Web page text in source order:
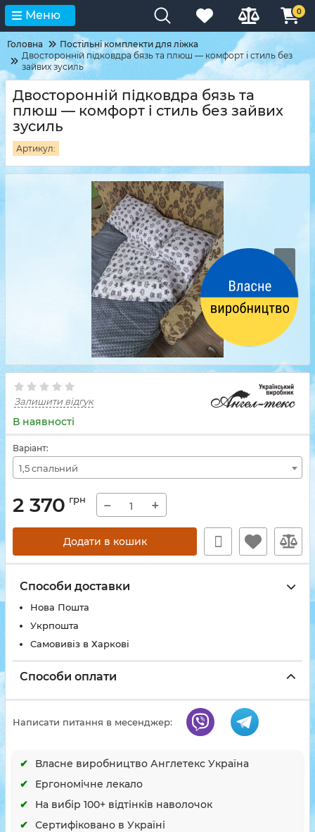
Меню 0
Головна
Постільні комплекти для ліжка
Двосторонній підковдра бязь та плюш — комфорт і стиль без
зайвих зусиль
Двосторонній підковдра бязь та
плюш — комфорт і стиль без зайвих
зусиль
Артикул:
Залишити відгук
В наявності
Варіант:
1,5 спальний
2 370 грн − +
Додати в кошик
Способи доставки
Нова Пошта
Укрпошта
Самовивіз в Харкові
Способи оплати
Написати питання в месенджер:
Власне виробництво Англетекс Україна
Ергономічне лекало
На вибір 100+ відтінків наволочок
Сертифіковано в Україні